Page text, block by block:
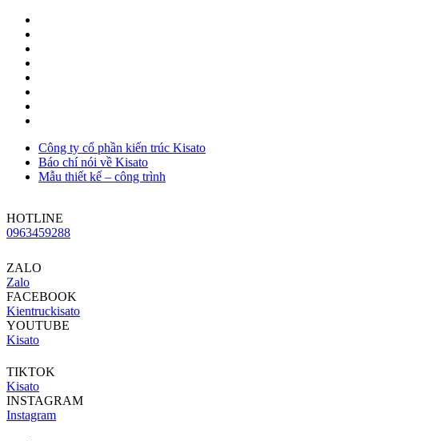
Công ty cổ phần kiến trúc Kisato
Báo chí nói về Kisato
Mẫu thiết kế – công trình
HOTLINE
0963459288
ZALO
Zalo
FACEBOOK
Kientruckisato
YOUTUBE
Kisato
TIKTOK
Kisato
INSTAGRAM
Instagram